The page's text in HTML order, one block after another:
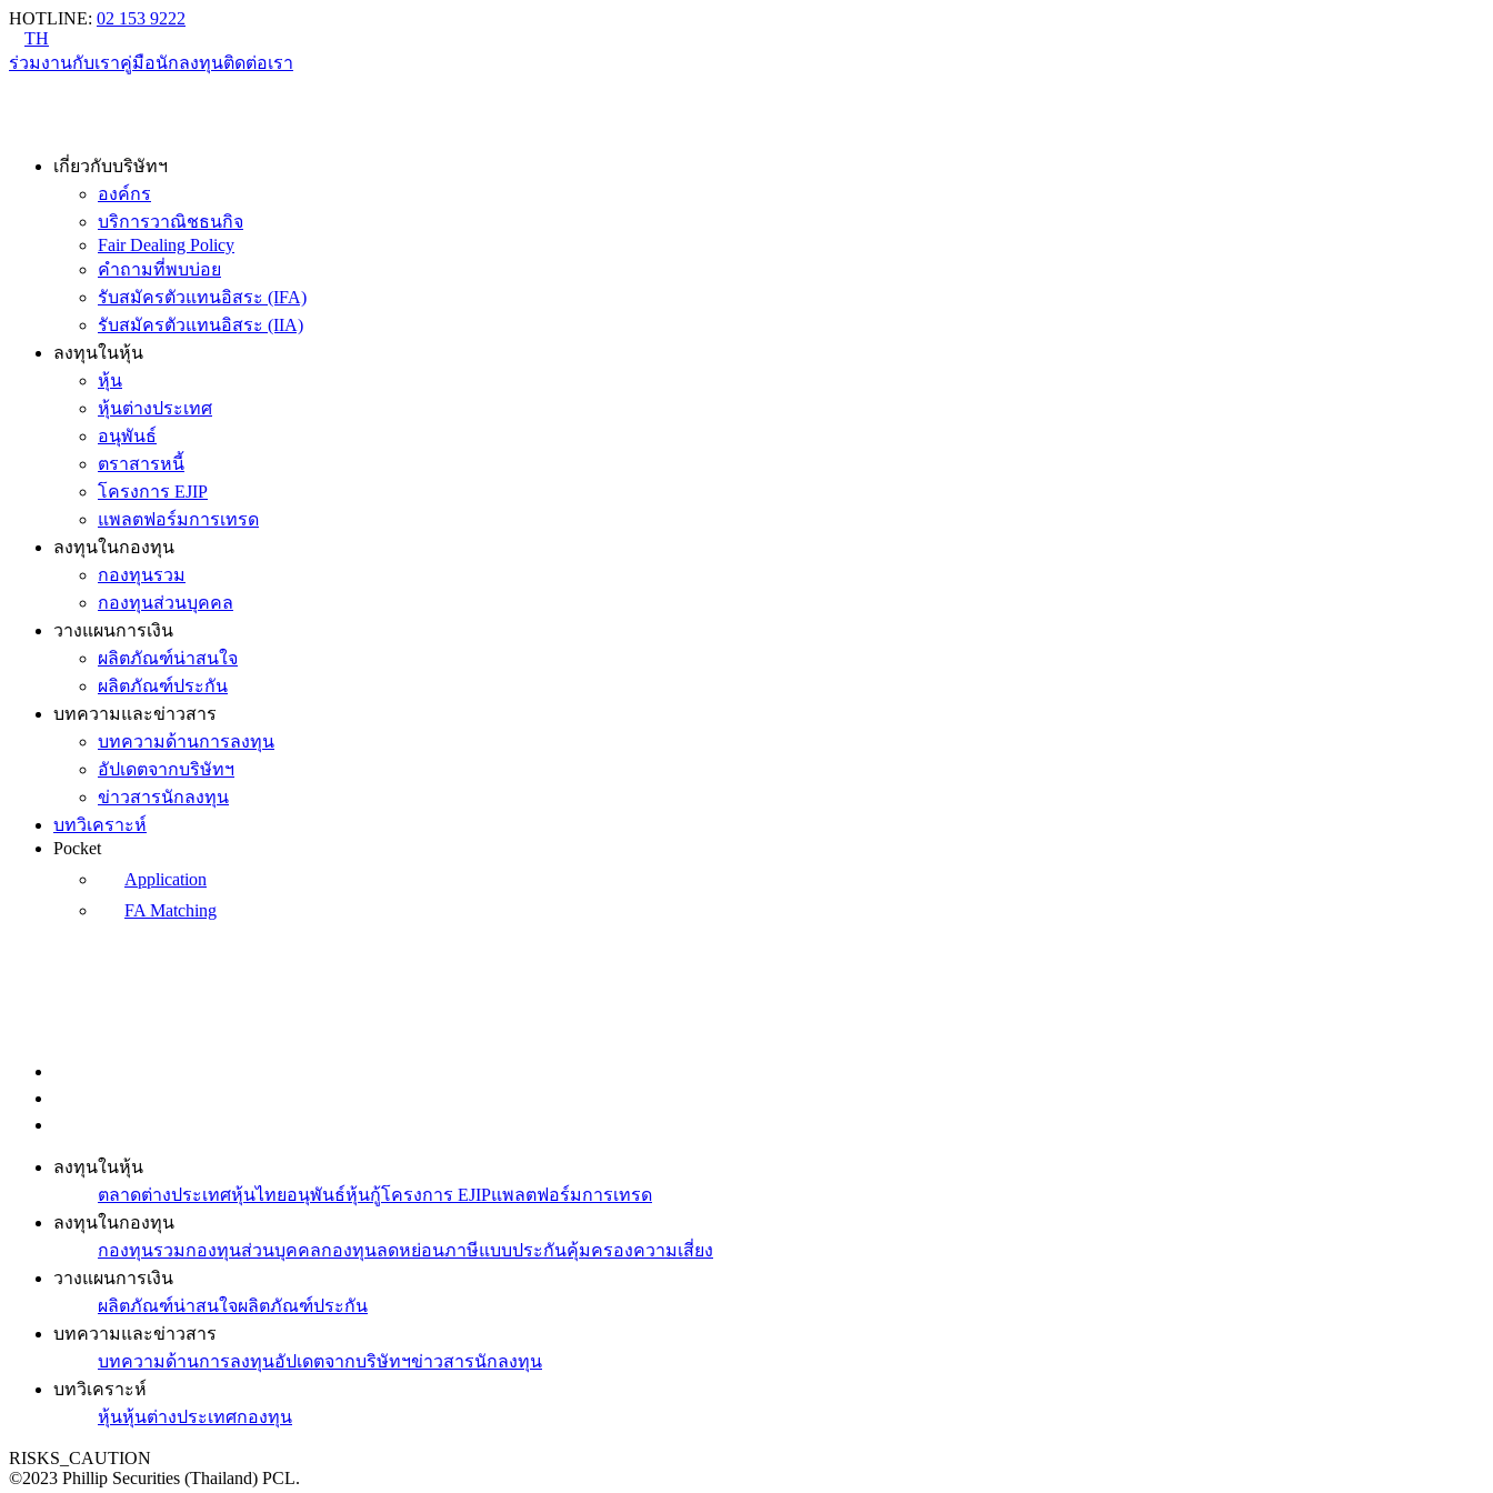
HOTLINE: 02 153 9222
TH
ร่วมงานกับเราคู่มือนักลงทุนติดต่อเรา
เกี่ยวกับบริษัทฯ
องค์กร
บริการวาณิชธนกิจ
Fair Dealing Policy
คำถามที่พบบ่อย
รับสมัครตัวแทนอิสระ (IFA)
รับสมัครตัวแทนอิสระ (IIA)
ลงทุนในหุ้น
หุ้น
หุ้นต่างประเทศ
อนุพันธ์
ตราสารหนี้
โครงการ EJIP
แพลตฟอร์มการเทรด
ลงทุนในกองทุน
กองทุนรวม
กองทุนส่วนบุคคล
วางแผนการเงิน
ผลิตภัณฑ์น่าสนใจ
ผลิตภัณฑ์ประกัน
บทความและข่าวสาร
บทความด้านการลงทุน
อัปเดตจากบริษัทฯ
ข่าวสารนักลงทุน
บทวิเคราะห์
Pocket
Application
FA Matching
ลงทุนในหุ้น
ตลาดต่างประเทศหุ้นไทยอนุพันธ์หุ้นกู้โครงการ EJIPแพลตฟอร์มการเทรด
ลงทุนในกองทุน
กองทุนรวมกองทุนส่วนบุคคลกองทุนลดหย่อนภาษีแบบประกันคุ้มครองความเสี่ยง
วางแผนการเงิน
ผลิตภัณฑ์น่าสนใจผลิตภัณฑ์ประกัน
บทความและข่าวสาร
บทความด้านการลงทุนอัปเดตจากบริษัทฯข่าวสารนักลงทุน
บทวิเคราะห์
หุ้นหุ้นต่างประเทศกองทุน
RISKS_CAUTION
©2023 Phillip Securities (Thailand) PCL.